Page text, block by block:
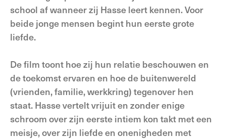
school af wanneer zij Hasse leert kennen. Voor
beide jonge mensen begint hun eerste grote
liefde.
De film toont hoe zij hun relatie beschouwen en
de toekomst ervaren en hoe de buitenwereld
(vrienden, familie, werkkring) tegenover hen
staat. Hasse vertelt vrijuit en zonder enige
schroom over zijn eerste intiem kon takt met een
meisje, over zijn liefde en onenigheden met